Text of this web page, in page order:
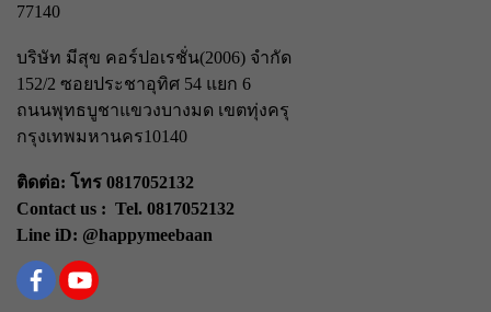
77140
บริษัท มีสุข คอร์ปอเรชั่น(2006) จำกัด
152/2 ซอยประชาอุทิศ 54 แยก 6
ถนนพุทธบูชาแขวงบางมด เขตทุ่งครุ
กรุงเทพมหานคร10140
ติดต่อ: โทร 0817052132
Contact us : Tel. 0817052132
Line iD: @happymeebaan